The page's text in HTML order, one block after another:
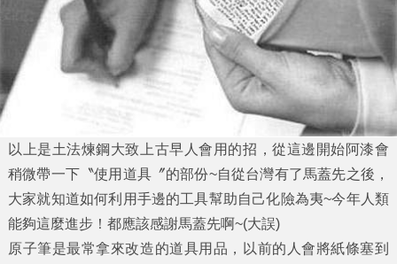
以上是土法煉鋼大致上古早人會用的招，從這邊開始阿漆會
稍微帶一下〝使用道具〞的部份~自從台灣有了馬蓋先之後，
大家就知道如何利用手邊的工具幫助自己化險為夷~今年人類
能夠這麼進步！都應該感謝馬蓋先啊~(大誤)
原子筆是最常拿來改造的道具用品，以前的人會將紙條塞到